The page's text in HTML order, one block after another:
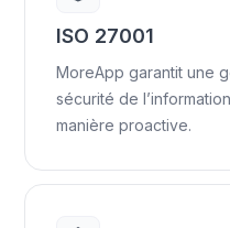
ISO 27001
MoreApp garantit une
sécurité de
manière proactive.